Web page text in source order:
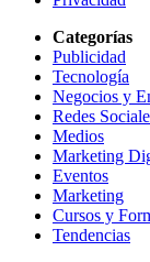
Categorías
Publicidad
Tecnología
Negocios y
Redes
Medios
Marketing
Eventos
Marketing
Cursos y
Tendencias